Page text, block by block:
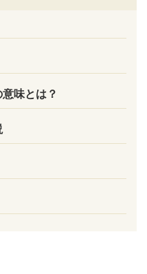
味とは？